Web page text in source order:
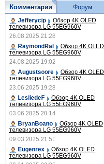
Комментарии
Jefferycip Обзор 4K OLED
телевизора LG 55EG960V
26.08.2025 21:28
RaymondRal
Обзор 4K OLED
телевизора LG 55EG960V
24.08.2025 19:02
Augustsoore
Обзор 4K OLED
телевизора LG 55EG960V
23.06.2025 19:28
LesliedeF
Обзор 4K OLED
телевизора LG 55EG960V
03.06.2025 20:14
BryanBoano
Обзор 4K OLED
телевизора LG 55EG960V
09.03.2025 21:51
Eugenrex
Обзор 4K OLED
телевизора LG 55EG960V
Форум